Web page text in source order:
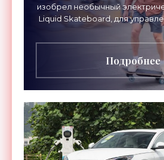
изобрел необычный
Liquid Skateboard, для
требуется пульт.
Подробнее